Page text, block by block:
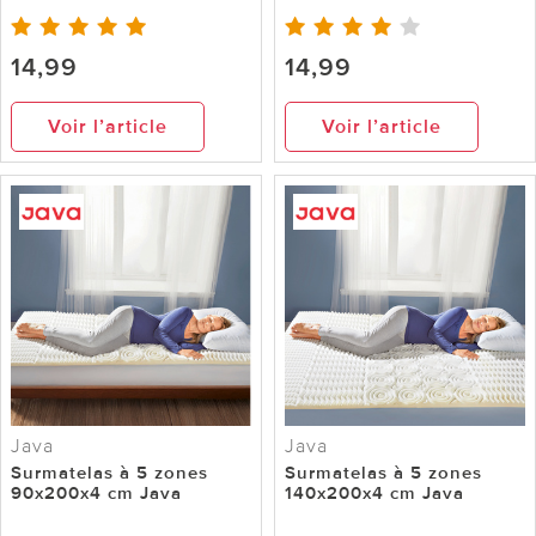
14,99
Voir l’article
14,99
Voir l’article
Java
Surmatelas à 5 zones
90x200x4 cm Java
Java
Surmatelas à 5 zones
140x200x4 cm Java